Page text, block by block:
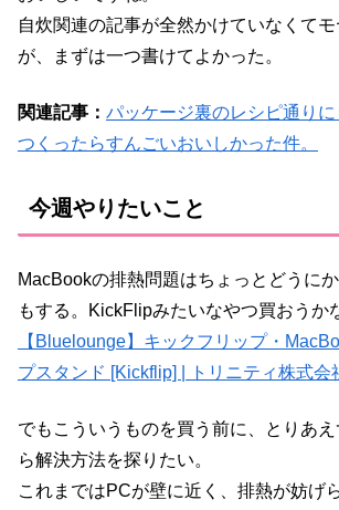
自炊関連の記事が全然かけていなくて
が、まずは一つ書けてよかった。
関連記事： パッケージ裏のレシピ通り
つくったらすんごいおいしかった件。
今週やりたいこと
MacBookの排熱問題はちょっとどうに
もする。KickFlipみたいなやつ買おうか
【Bluelounge】キックフリップ・
プスタンド [Kickflip] | トリニティ株式会
でもこういうものを買う前に、とりあ
ら解決方法を探りたい。
これまではPCが壁に近く、排熱が妨げ